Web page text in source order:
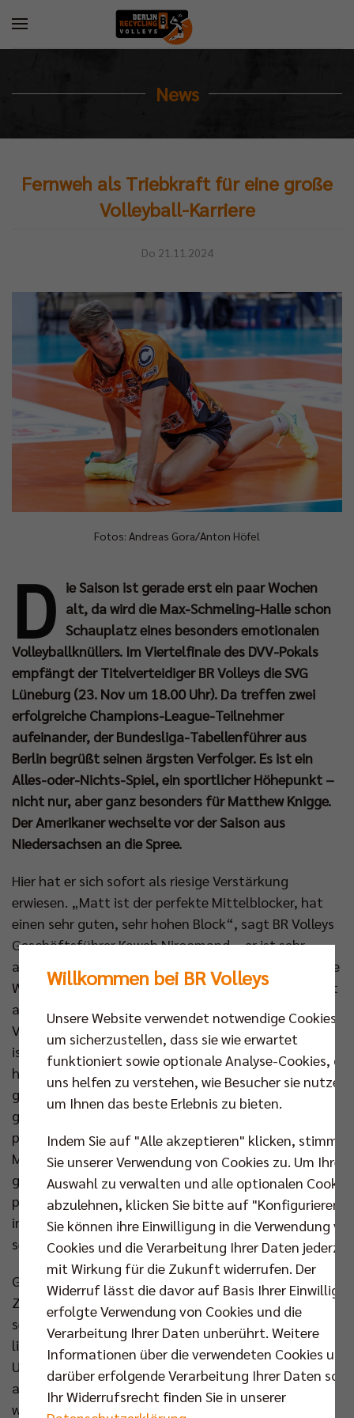
News
Fernweh als Triebkraft für eine große
Volleyball-Karriere
Do 21.11.2024
Fotos: Andreas Gora/Anton Höfel
D ie Saison ist gerade erst ein paar Wochen
alt, da wird die Max-Schmeling-Halle schon
Schauplatz eines besonders emotionalen
Volleyballknüllers. Im Viertelfinale des DVV-Pokals
empfängt der Titelverteidiger BR Volleys die SVG
Lüneburg (23. Nov um 18.00 Uhr). Da treffen zwei
erfolgreiche Champions-League-Teilnehmer
aufeinander, der Bundesliga-Tabellenführer aus
Berlin begrüßt seinen ärgsten Verfolger. Es ist ein
Alles-oder-Nichts-Spiel, ein sportlicher Höhepunkt –
nicht nur, aber ganz besonders für Matthew Knigge.
Der Amerikaner wechselte vor der Saison aus
Niedersachsen an die Spree.
Hier hat er sich sofort als riesige Verstärkung
erwiesen. „Matt ist der perfekte Mittelblocker, hat
einen sehr guten, sehr hohen Block“, sagt BR Volleys
Geschäftsführer Kaweh Niroomand, „er ist sehr
angriffsstark, seine Aufschläge sind eine richtig gute
Waffe.“ Das Sportliche ist es aber nicht allein. „Es ist
auch seine Art, die uns beeindruckt. Er ist ein
Vollblut-Volleyballer, immer nach vorn gerichtet. Es
ist Gold wert für eine Mannschaft, einen wie ihn zu
haben. Er ist sehr intelligent, hellwach und weiß
genau, was er will, ein echter Anführer. Wir sind sehr
glücklich, dass er hier ist.“ Cheftrainer Joel Banks
pflichtet dem bei: „Es macht sehr viel Freude, mit
Matt zu arbeiten. Er kommt jeden Tag mit einem
glücklichen Gesicht zum Training, mit vielen
positiven Emotionen, viel Sonnenschein. Ein sehr
intelligenter junger Mann. Sein Enthusiasmus und
seine positive Energie sind fantastisch.“
Großes Lob nach knapp drei Monaten
Zusammenarbeit. Und wie sieht der 28-Jährige sich
selbst? Er überlegt erst einmal, ob er das Gespräch
lieber auf Deutsch oder auf Englisch führen will.
Ungewöhnlich für einen Sportler aus den USA – fast
alle würden freundlich, aber bestimmt „Englisch“
wählen. Sprachtalent Matthew Knigge lächelt das
Willkommen bei BR Volleys
Unsere Website verwendet notwendige Cookies,
um sicherzustellen, dass sie wie erwartet
funktioniert sowie optionale Analyse-Cookies, die
uns helfen zu verstehen, wie Besucher sie nutzen,
um Ihnen das beste Erlebnis zu bieten.
Indem Sie auf "Alle akzeptieren" klicken, stimmen
Sie unserer Verwendung von Cookies zu. Um Ihre
Auswahl zu verwalten und alle optionalen Cookies
abzulehnen, klicken Sie bitte auf "Konfigurieren".
Sie können ihre Einwilligung in die Verwendung
Cookies und die Verarbeitung Ihrer Daten
mit Wirkung für die Zukunft widerrufen. Der
Widerruf lässt die davor auf Basis Ihrer
erfolgte Verwendung von Cookies und die
Verarbeitung Ihrer Daten unberührt. Weitere
Informationen über die verwendeten Cookies und
darüber erfolgende Verarbeitung Ihrer Daten
Ihr Widerrufsrecht finden Sie in unserer